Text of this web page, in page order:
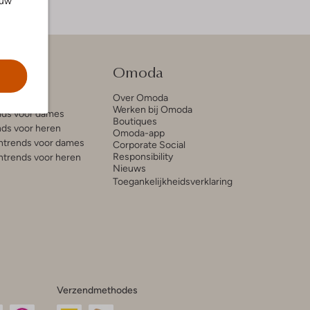
voor dames
voor heren
voor dames
voor heren
Omoda
Over Omoda
Werken bij Omoda
Boutiques
Omoda-app
Corporate Social
Responsibility
Nieuws
Toegankelijkheidsverklaring
Verzendmethodes